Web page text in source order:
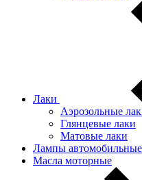
Лаки
Аэрозольные
Глянцевые лаки
Матовые лаки
Лампы автомобильные
Масла моторные